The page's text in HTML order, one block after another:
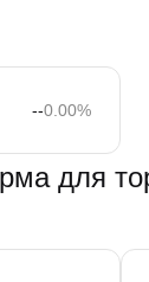
--0.00%
для